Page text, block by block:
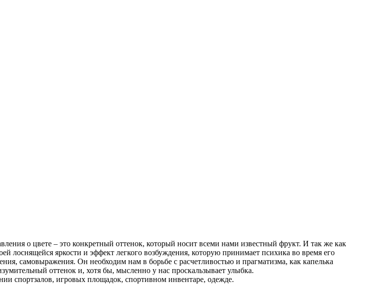
о цвете – это конкретный оттенок, который носит всеми нами известный фрукт. И так же как
лоснящейся яркости и эффект легкого возбуждения, которую принимает психика во время его
самовыражения. Он необходим нам в борьбе с расчетливостью и прагматизма, как капелька
оттенок и, хотя бы, мысленно у нас проскальзывает улыбка.
спортзалов, игровых площадок, спортивном инвентаре, одежде.